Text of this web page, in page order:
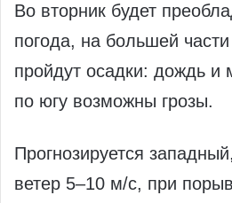
Во вторник будет
погода, на большей
пройдут осадки: дождь и
по югу возможны грозы.
Прогнозируется
ветер 5–10 м/с, при